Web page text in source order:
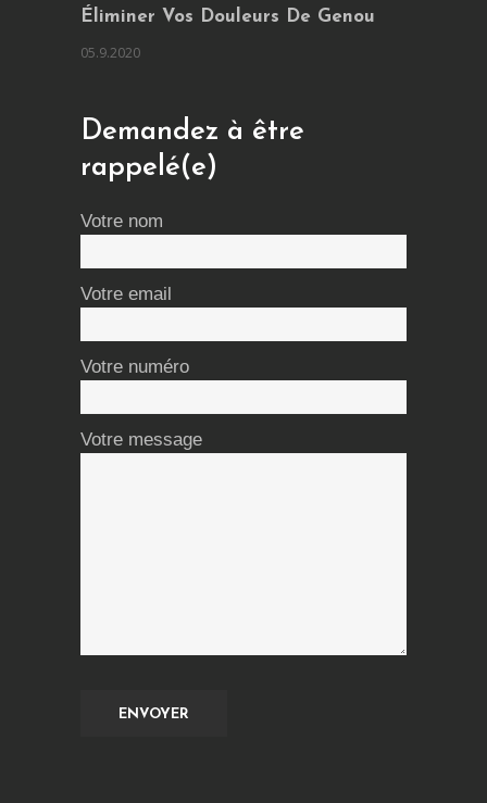
Éliminer Vos Douleurs De Genou
05.9.2020
Demandez à être
rappelé(e)
Votre nom
Votre email
Votre numéro
Votre message